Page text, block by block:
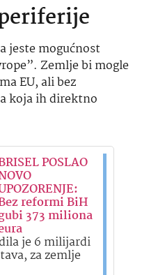
jeste mogućnost
Zemlje bi mogle
EU, ali bez
koja ih direktno
POSLAO
reformi BiH
373 miliona
je 6 milijardi
za zemlje